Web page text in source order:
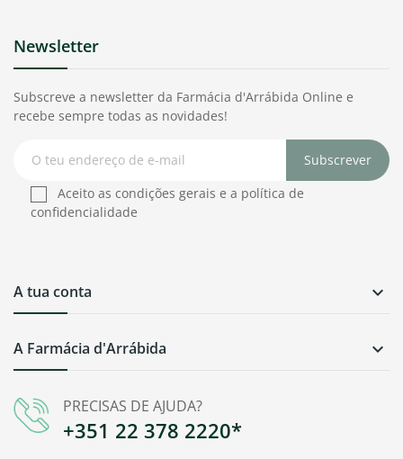
PRECISAS DE AJUDA?
+351 22 378 2220*
A Farmácia d'Arrábida 
A tua conta 
Newsletter
Subscreve a newsletter da Farmácia d'Arrábida Online e
recebe sempre todas as novidades!
Subscrever
Aceito as condições gerais e a política de
confidencialidade